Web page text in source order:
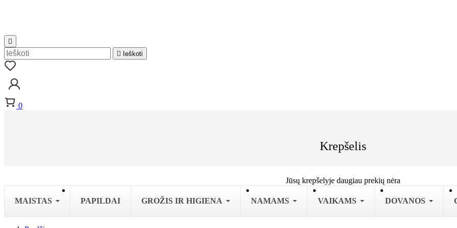


Ieškoti
0
Krepšelis
Jūsų krepšelyje daugiau prekių nėra
MAISTAS PAPILDAI GROŽIS IR HIGIENA NAMAMS VAIKAMS DOVANOS